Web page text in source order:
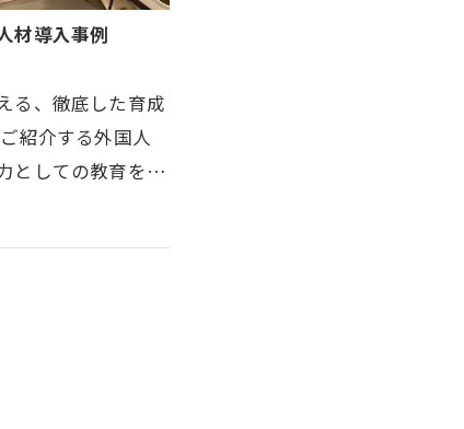
材導入事例
る、徹底した育成
紹介する外国人
としての教育を積